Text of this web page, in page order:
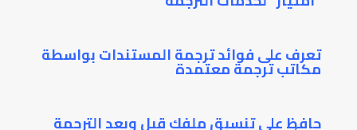
تعرف على فوائد ترجمة المستندات بواسطة
مكاتب ترجمة معتمدة
حافظ على تنسيق ملفك قبل وبعد الترجمة